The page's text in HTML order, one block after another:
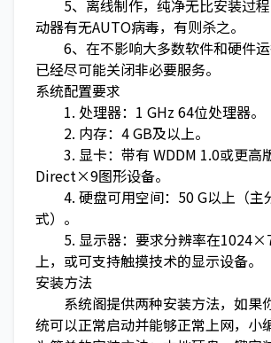
5、离线制作，纯净无比安装过程
动器有无AUTO病毒，有则杀之。
6、在不影响大多数软件和硬件运
已经尽可能关闭非必要服务。
系统配置要求
1. 处理器：1 GHz 64位处理器。
2. 内存：4 GB及以上。
3. 显卡：带有 WDDM 1.0或更高
Direct×9图形设备。
4. 硬盘可用空间：50 G以上（主
式）。
5. 显示器：要求分辨率在
上，或可支持触摸技术的显示设备。
安装方法
系统阁提供两种安装方法，如果
统可以正常启动并能够正常上网，小